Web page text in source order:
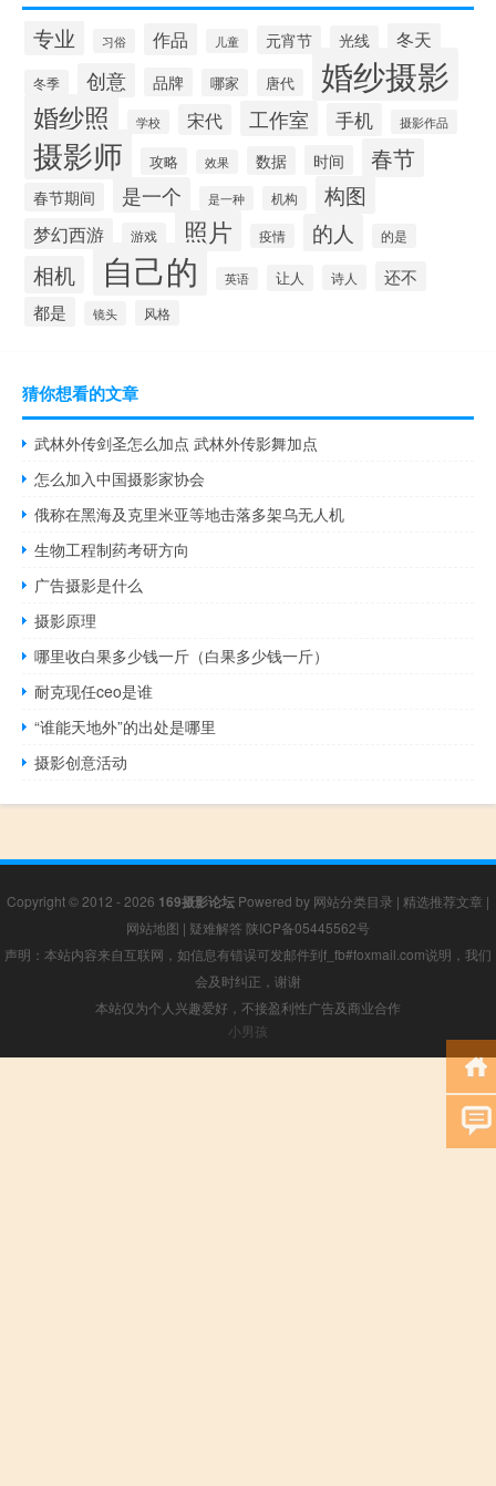
专业 习俗 作品 儿童 元宵节 光线 冬天
冬季 创意 品牌 哪家 唐代 婚纱摄影
婚纱照 学校 宋代 工作室 手机 摄影作品
摄影师 攻略 效果 数据 时间 春节
春节期间 是一个 是一种 机构 构图
梦幻西游 游戏 照片 疫情 的人 的是
相机 自己的 英语 让人 诗人
还不
都是
镜头 风格
猜你想看的文章
武林外传剑圣怎么加点 武林外传影舞加点
怎么加入中国摄影家协会
俄称在黑海及克里米亚等地击落多架乌无人机
生物工程制药考研方向
广告摄影是什么
摄影原理
哪里收白果多少钱一斤（白果多少钱一斤）
耐克现任ceo是谁
“谁能天地外”的出处是哪里
摄影创意活动
Copyright © 2012 - 2026 169摄影论坛 Powered by 网站分类目录 | 精选推荐文章 |
网站地图 | 疑难解答 陕ICP备05445562号
声明：本站内容来自互联网，如信息有错误可发邮件到f_fb#foxmail.com说明，我们
会及时纠正，谢谢
本站仅为个人兴趣爱好，不接盈利性广告及商业合作
小男孩